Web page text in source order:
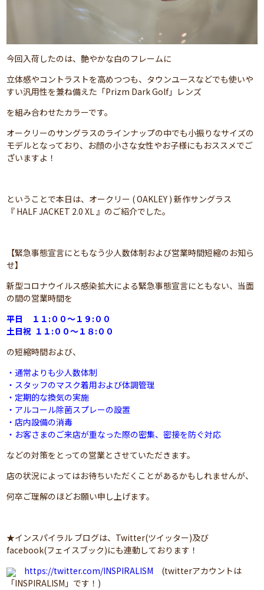
今回入荷したのは、艶やかな白のフレームに
立体感やコントラストを高めつつも、タウンユースなどでも使いや
すい汎用性を兼ね備えた「Prizm Dark Golf」レンズ
を組み合わせたカラーです。
オークリーのサングラスのラインナップの中でも小振りなサイズの
モデルとなっており、お顔の小さな女性やお子様にもおススメでご
ざいますよ！
ということで本日は、オークリー ( OAKLEY ) 新作サングラス
『 HALF JACKET 2.0 XL 』のご紹介でした。
【緊急事態宣言にともなう少人数体制および営業時間短縮のお知ら
せ】
新型コロナウイルス感染拡大による緊急事態宣言にともない、当面
の間の営業時間を
平日 １１:００～１９:００
土日祝 １１:００～１８:００
の短縮時間および、
・通常よりも少人数体制
・スタッフのマスク着用および体調管理
・定期的な換気の実施
・アルコール除菌スプレーの設置
・店内設備の消毒
・お客さまのご来店が重なった際の密集、密接を防ぐ対応
などの対策をとっての営業とさせていただきます。
店の状況によってはお待ちいただくことがあるかもしれませんが、
何卒ご理解のほどお願い申し上げます。
★インスパイラル ブログは、Twitter(ツイッター)及び
facebook(フェイスブック)にも連動しております！
https://twitter.com/INSPIRALISM (twitterアカウントは
「INSPIRALISM」です！)